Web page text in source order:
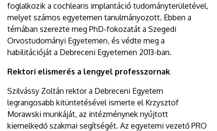
foglalkozik a cochlearis implantáció tudományterületével,
melyet számos egyetemen tanulmányozott. Ebben a
témában szerezte meg PhD-fokozatát a Szegedi
Orvostudományi Egyetemen, és védte meg a
habilitációját a Debreceni Egyetemen 2013-ban.
Rektori elismerés a lengyel professzornak
Szilvássy Zoltán rektor a Debreceni Egyetem
legrangosabb kitüntetésével ismerte el Krzysztof
Morawski munkáját, az intézménynek nyújtott
kiemelkedő szakmai segítségét. Az egyetemi vezető PRO